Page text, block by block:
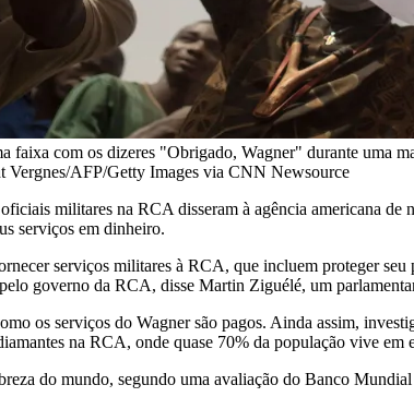
faixa com os dizeres "Obrigado, Wagner" durante uma
Vergnes/AFP/Getty Images via CNN Newsource
militares na RCA disseram à agência americana
serviços em dinheiro.
serviços militares à RCA, que incluem proteger
governo da RCA, disse Martin Ziguélé, um
os serviços do Wagner são pagos. Ainda assim,
na RCA, onde quase 70% da população vive em
do mundo, segundo uma avaliação do Banco